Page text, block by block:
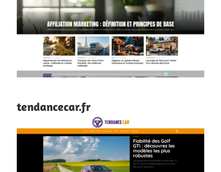
tendancecar.fr